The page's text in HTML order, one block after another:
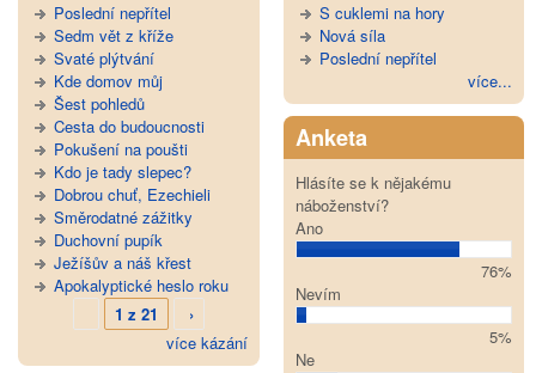
Poslední nepřítel
Sedm vět z kříže
Svaté plýtvání
Kde domov můj
Šest pohledů
Cesta do budoucnosti
Pokušení na poušti
Kdo je tady slepec?
Dobrou chuť, Ezechieli
Směrodatné zážitky
Duchovní pupík
Ježíšův a náš křest
Apokalyptické heslo roku
1 z 21
›
více kázání
S cuklemi na hory
Nová síla
Poslední nepřítel
více...
Anketa
Hlásíte se k nějakému
náboženství?
Ano
76%
Nevím
5%
Ne